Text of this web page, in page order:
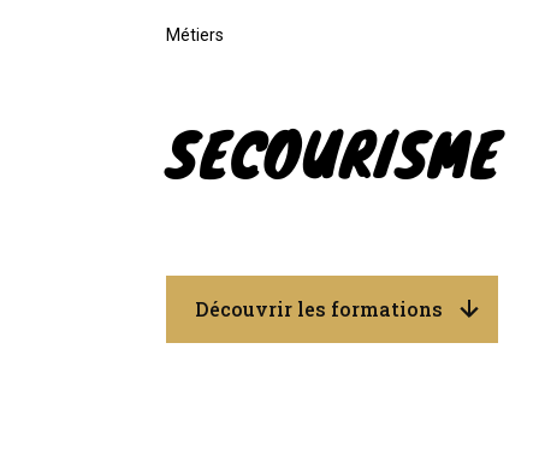
Métiers
SECOURISME
Découvrir les formations